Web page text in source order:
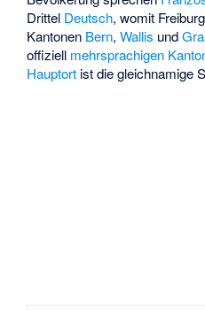
Drittel Deutsch, womit
Kantonen Bern,Wallis und
offiziell mehrsprachigen
Hauptort ist die gleichnamige